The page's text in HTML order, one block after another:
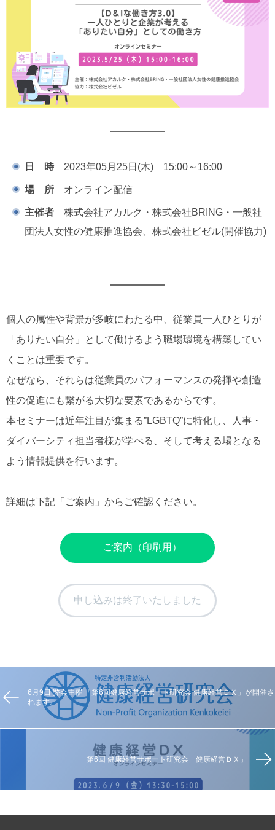
日 時 2023年05月25日(木) 15:00～16:00
場 所 オンライン配信
主催者 株式会社アカルク・株式会社BRING・一般社
団法人女性の健康推進協会、株式会社ビゼル(開催協力)
個人の属性や背景が多岐にわたる中、従業員一人ひとりが
「ありたい自分」として働けるよう職場環境を構築してい
くことは重要です。
なぜなら、それらは従業員のパフォーマンスの発揮や創造
性の促進にも繋がる大切な要素であるからです。
本セミナーは近年注目が集まる”LGBTQ”に特化し、人事・
ダイバーシティ担当者様が学べる、そして考える場となる
よう情報提供を行います。
詳細は下記「ご案内」からご確認ください。
ご案内（印刷用）
申し込みは終了いたしました
6月9日 弊会主催 「第6回健康経営サポート研究会 健康経営ＤＸ」が開催さ
れます。
第6回 健康経営サポート研究会「健康経営ＤＸ」